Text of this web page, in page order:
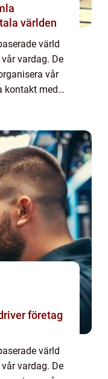
världen
värld
vardag. De
vår
kontakt med
företag
värld
vardag. De